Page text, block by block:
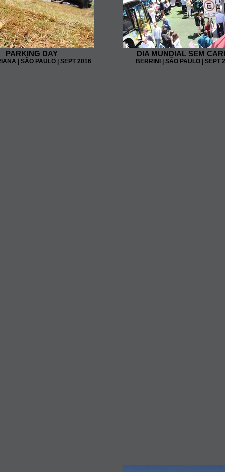
PARKING DAY
| SÃO PAULO | SEPT 2016
DIA MUNDIAL SEM
BERRINI | SÃO PAULO | SEPT